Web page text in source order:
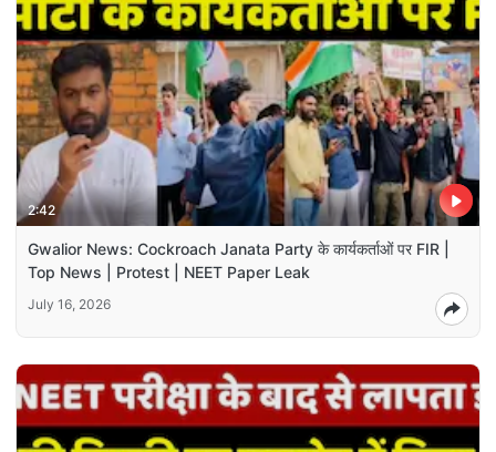
2:42
Gwalior News: Cockroach Janata Party के कार्यकर्ताओं पर FIR |
Top News | Protest | NEET Paper Leak
July 16, 2026